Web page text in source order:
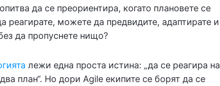
да се преориентира, когато плановете се
реагирате, можете да предвидите, адаптирате и
да пропуснете нищо?
лежи една проста истина: „да се реагира на
план“. Но дори Agile екипите се борят да се